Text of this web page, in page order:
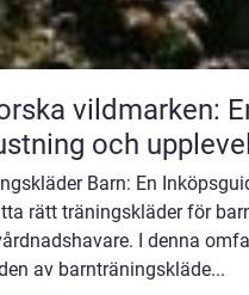
vildmarken:
och
Barn: En
rätt träningskläder för
I denna
av barnträningskläde...